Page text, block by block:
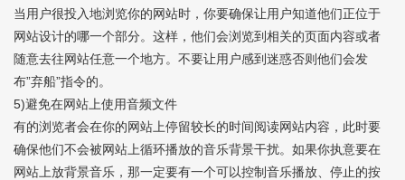
当用户很投入地浏览你的网站时，你要确保让用户知道他们正位于
网站设计的哪一个部分。这样，他们会浏览到相关的页面内容或者
随意去往网站任意一个地方。不要让用户感到迷惑否则他们会发
布”弃船”指令的。
5)避免在网站上使用音频文件
有的浏览者会在你的网站上停留较长的时间阅读网站内容，此时要
确保他们不会被网站上循环播放的音乐背景干扰。如果你执意要在
网站上放背景音乐，那一定要有一个可以控制音乐播放、停止的按